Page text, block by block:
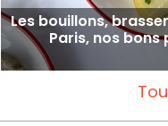
Les bouillons,
Paris, nos